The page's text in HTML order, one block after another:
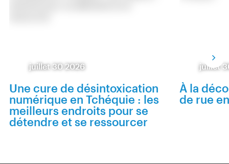
juillet 30 2026
Une cure de désintoxication
numérique en Tchéquie : les
meilleurs endroits pour se
détendre et se ressourcer
juillet
À la
de rue